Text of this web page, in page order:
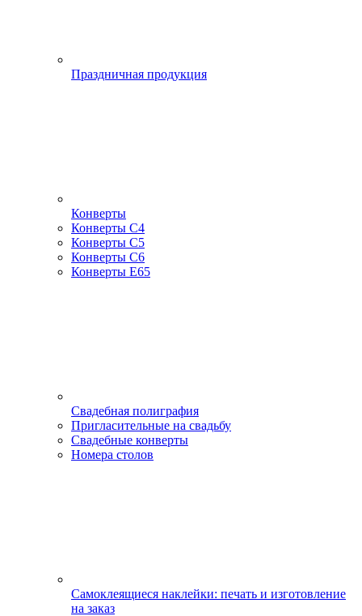
Праздничная продукция
Конверты
Конверты С4
Конверты С5
Конверты С6
Конверты Е65
Свадебная полиграфия
Пригласительные на свадьбу
Свадебные конверты
Номера столов
Самоклеящиеся наклейки: печать и изготовление
на заказ